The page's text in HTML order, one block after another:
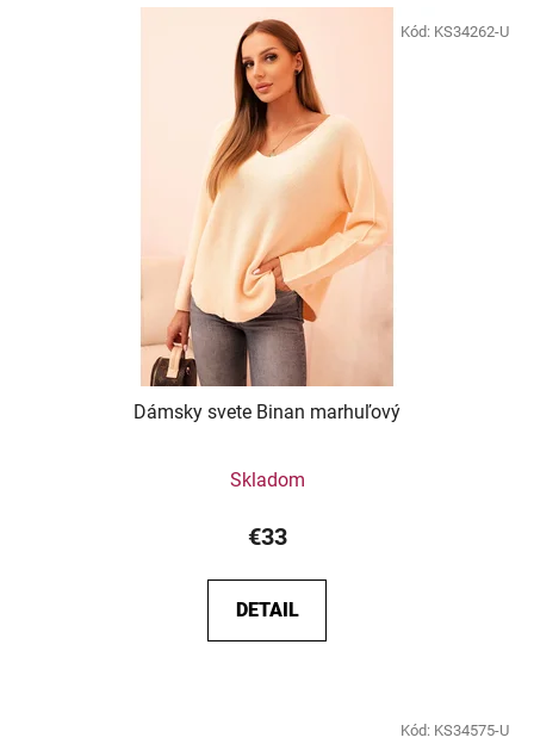
Dámsky svete Binan marhuľový
Skladom
€33
DETAIL
Kód: KS34262-U
Kód: KS34575-U